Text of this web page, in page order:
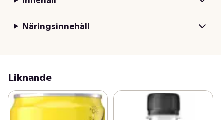
Näringsinnehåll
Liknande